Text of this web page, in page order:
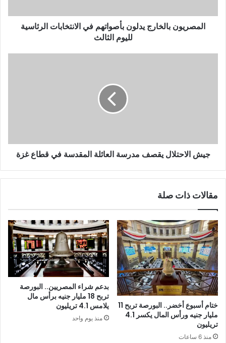
المصريون بالخارج يدلون بأصواتهم في الانتخابات الرئاسية
لليوم الثالث
جيش الاحتلال يقصف مدرسة العائلة المقدسة في قطاع غزة
مقالات ذات صلة
ختام أسبوع أخضر.. البورصة تربح 11
مليار جنيه ورأس المال يكسر 4.1
تريليون
منذ 6 ساعات
بدعم شراء المصريين.. البورصة
تربح 18 مليار جنيه برأس مال
يلامس 4.1 تريليون
منذ يوم واحد